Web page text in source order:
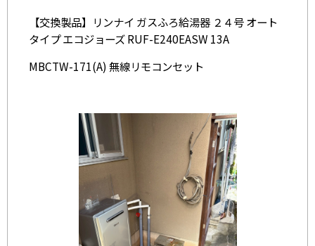
【交換製品】リンナイ ガスふろ給湯器 ２４号 オート
タイプ エコジョーズ RUF-E240EASW 13A
MBCTW-171(A) 無線リモコンセット